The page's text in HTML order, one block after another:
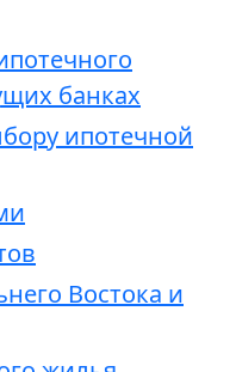
банках
ипотечной
Востока и